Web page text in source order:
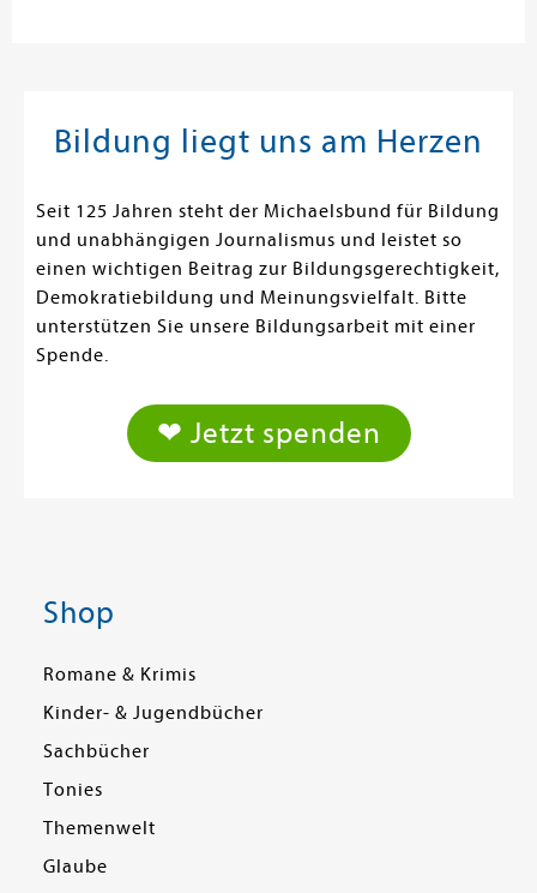
Bildung liegt uns am Herzen
Seit 125 Jahren steht der Michaelsbund für Bildung
und unabhängigen Journalismus und leistet so
einen wichtigen Beitrag zur Bildungsgerechtigkeit,
Demokratiebildung und Meinungsvielfalt. Bitte
unterstützen Sie unsere Bildungsarbeit mit einer
Spende.
❤ Jetzt spenden
Shop
Romane & Krimis
Kinder- & Jugendbücher
Sachbücher
Tonies
Themenwelt
Glaube